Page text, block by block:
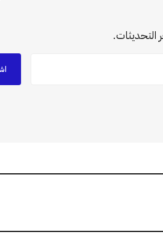
التحديثات.